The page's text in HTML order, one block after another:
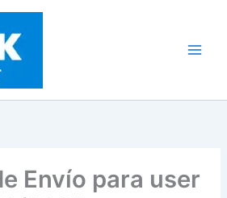
Envío para user